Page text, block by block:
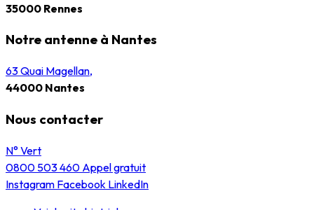
35000 Rennes
Notre antenne à Nantes
63 Quai Magellan,
44000 Nantes
Nous contacter
N° Vert
0800 503 460 Appel gratuit
Instagram Facebook LinkedIn